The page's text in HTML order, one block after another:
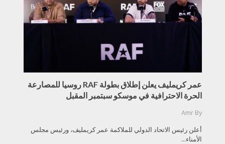
عمر كريمليف يعلن إطلاق بطولة RAF روسيا للمصارعة
الحرة الاحترافية في موسكو سبتمبر المقبل
By
Amr
أعلن رئيس الاتحاد الدولي للملاكمة عمر كريمليف، ورئيس مجلس
الأمناء...